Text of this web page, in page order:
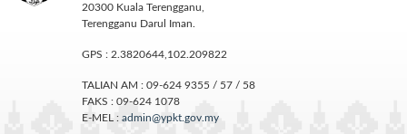
20300 Kuala Terengganu,
Terengganu Darul Iman.
GPS : 2.3820644,102.209822
TALIAN AM : 09-624 9355 / 57 / 58
FAKS : 09-624 1078
E-MEL : admin@ypkt.gov.my